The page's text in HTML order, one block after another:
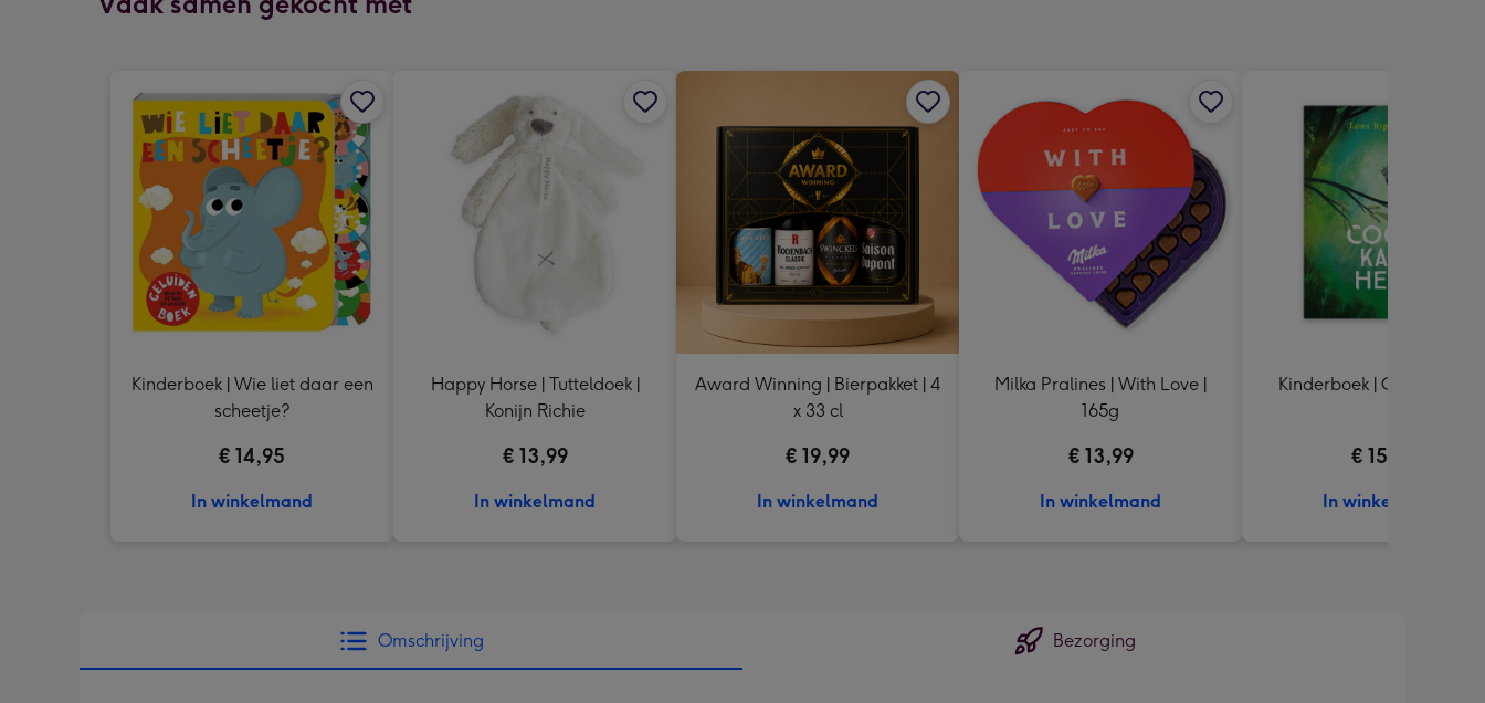
mm
Kinderboek | Wie liet daar een
scheetje?
€ 14,95
In winkelmand
Happy Horse | Tutteldoek |
Konijn Richie
€ 13,99
In winkelmand
Award Winning | Bierpakket | 4
x 33 cl
€ 19,99
In winkelmand
Milka Pralines | With Love |
165g
€ 13,99
In winkelmand
Kinderboek | Coco kan
€ 15,99
In winkelmand
Omschrijving Bezorging